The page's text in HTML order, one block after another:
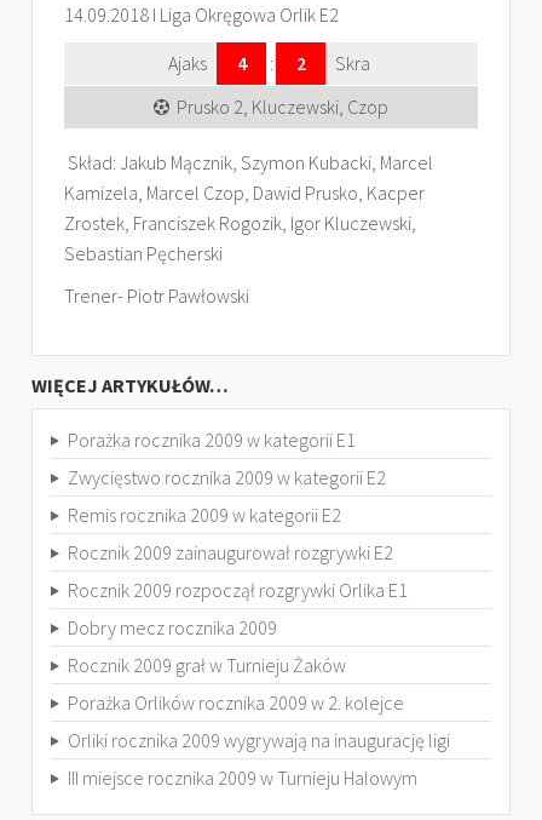
14.09.2018 I Liga Okręgowa Orlik E2
Ajaks
4 : 2
Skra
Prusko 2, Kluczewski, Czop
Skład: Jakub Mącznik, Szymon Kubacki, Marcel
Kamizela, Marcel Czop, Dawid Prusko, Kacper
Zrostek, Franciszek Rogozik, Igor Kluczewski,
Sebastian Pęcherski
Trener- Piotr Pawłowski
WIĘCEJ ARTYKUŁÓW…
Porażka rocznika 2009 w kategorii E1
Zwycięstwo rocznika 2009 w kategorii E2
Remis rocznika 2009 w kategorii E2
Rocznik 2009 zainaugurował rozgrywki E2
Rocznik 2009 rozpoczął rozgrywki Orlika E1
Dobry mecz rocznika 2009
Rocznik 2009 grał w Turnieju Żaków
Porażka Orlików rocznika 2009 w 2. kolejce
Orliki rocznika 2009 wygrywają na inaugurację ligi
III miejsce rocznika 2009 w Turnieju Halowym